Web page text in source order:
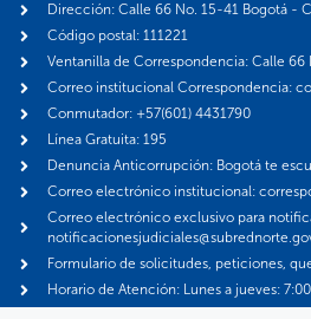
Dirección: Calle 66 No. 15-41 Bogotá -
Código postal: 111221
Ventanilla de Correspondencia: Calle 66
Correo institucional Correspondencia:
Conmutador: +57(601) 4431790
Línea Gratuita: 195
Denuncia Anticorrupción: Bogotá te
Correo electrónico institucional:
Correo electrónico exclusivo para
Formulario de solicitudes, peticiones,
Horario de Atención: Lunes a jueves: